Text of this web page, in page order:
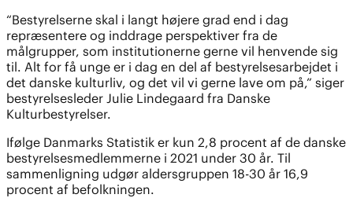
“Bestyrelserne skal i langt højere grad end i dag
repræsentere og inddrage perspektiver fra de
målgrupper, som institutionerne gerne vil henvende sig
til. Alt for få unge er i dag en del af bestyrelsesarbejdet i
det danske kulturliv, og det vil vi gerne lave om på,” siger
bestyrelsesleder Julie Lindegaard fra Danske
Kulturbestyrelser.
Ifølge Danmarks Statistik er kun 2,8 procent af de danske
bestyrelsesmedlemmerne i 2021 under 30 år. Til
sammenligning udgør aldersgruppen 18-30 år 16,9
procent af befolkningen.